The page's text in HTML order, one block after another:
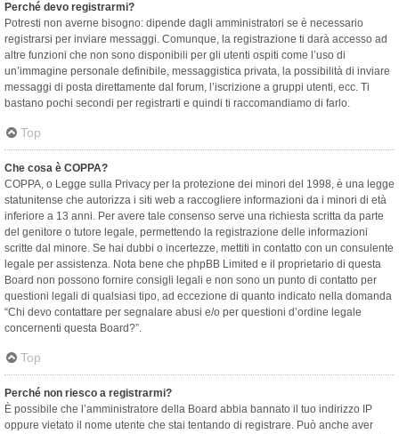
Perché devo registrarmi?
Potresti non averne bisogno: dipende dagli amministratori se è necessario
registrarsi per inviare messaggi. Comunque, la registrazione ti darà accesso ad
altre funzioni che non sono disponibili per gli utenti ospiti come l’uso di
un’immagine personale definibile, messaggistica privata, la possibilità di inviare
messaggi di posta direttamente dal forum, l’iscrizione a gruppi utenti, ecc. Ti
bastano pochi secondi per registrarti e quindi ti raccomandiamo di farlo.
Top
Che cosa è COPPA?
COPPA, o Legge sulla Privacy per la protezione dei minori del 1998, è una legge
statunitense che autorizza i siti web a raccogliere informazioni da i minori di età
inferiore a 13 anni. Per avere tale consenso serve una richiesta scritta da parte
del genitore o tutore legale, permettendo la registrazione delle informazioni
scritte dal minore. Se hai dubbi o incertezze, mettiti in contatto con un consulente
legale per assistenza. Nota bene che phpBB Limited e il proprietario di questa
Board non possono fornire consigli legali e non sono un punto di contatto per
questioni legali di qualsiasi tipo, ad eccezione di quanto indicato nella domanda
“Chi devo contattare per segnalare abusi e/o per questioni d’ordine legale
concernenti questa Board?”.
Top
Perché non riesco a registrarmi?
È possibile che l’amministratore della Board abbia bannato il tuo indirizzo IP
oppure vietato il nome utente che stai tentando di registrare. Può anche aver